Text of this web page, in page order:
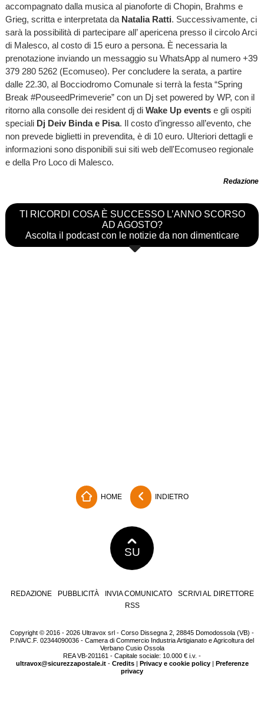
accompagnato dalla musica al pianoforte di Chopin, Brahms e
Grieg, scritta e interpretata da Natalia Ratti. Successivamente, ci
sarà la possibilità di partecipare all’ apericena presso il circolo Arci
di Malesco, al costo di 15 euro a persona. È necessaria la
prenotazione inviando un messaggio su WhatsApp al numero +39
379 280 5262 (Ecomuseo). Per concludere la serata, a partire
dalle 22.30, al Bocciodromo Comunale si terrà la festa “Spring
Break #PouseedPrimeverie” con un Dj set powered by WP, con il
ritorno alla consolle dei resident dj di Wake Up eventse gli ospiti
speciali Dj Deiv Binda e Pisa. Il costo d’ingresso all’evento, che
non prevede biglietti in prevendita, è di 10 euro. Ulteriori dettagli e
informazioni sono disponibili sui siti web dell'Ecomuseo regionale
e della Pro Loco di Malesco.
Redazione
TI RICORDI COSA È SUCCESSO L’ANNO SCORSO
AD AGOSTO?
Ascolta il podcast con le notizie da non dimenticare
HOME INDIETRO
SU
REDAZIONE PUBBLICITÀ INVIA COMUNICATO
SCRIVI AL DIRETTORE
RSS
Copyright © 2016 - 2026 Ultravox srl - Corso Dissegna 2, 28845 Domodossola (VB) -
P.IVA/C.F. 02344090036 - Camera di Commercio Industria Artigianato e Agricoltura del
Verbano Cusio Ossola
REA VB-201161 - Capitale sociale: 10.000 € i.v. -
ultravox@sicurezzapostale.it- Credits| Privacy e cookie policy| Preferenze
privacy